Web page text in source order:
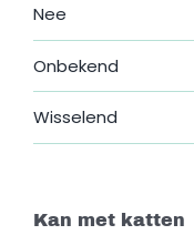
Nee
Onbekend
Wisselend
Kan met katten